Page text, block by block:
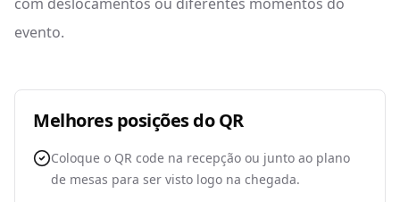
evento.
Melhores posições do QR
Coloque o QR code na recepção ou junto ao plano
de mesas para ser visto logo na chegada.